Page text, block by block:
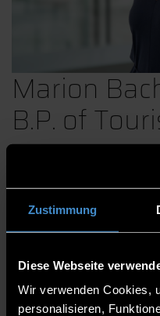
Zustimmung
Diese Webseite
Wir verwenden Cookies,
personalisieren,
Marion
B.P. of
1st Level
International
International
Centre for Studies and
International Office